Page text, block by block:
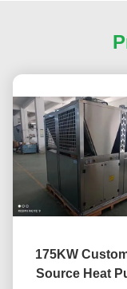
175KW
Source Heat